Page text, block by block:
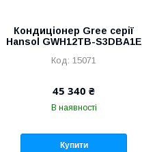
Кондиціонер Gree серії
Hansol GWH12TB-S3DBA1E
15071
45 340 ₴
В наявності
Купити